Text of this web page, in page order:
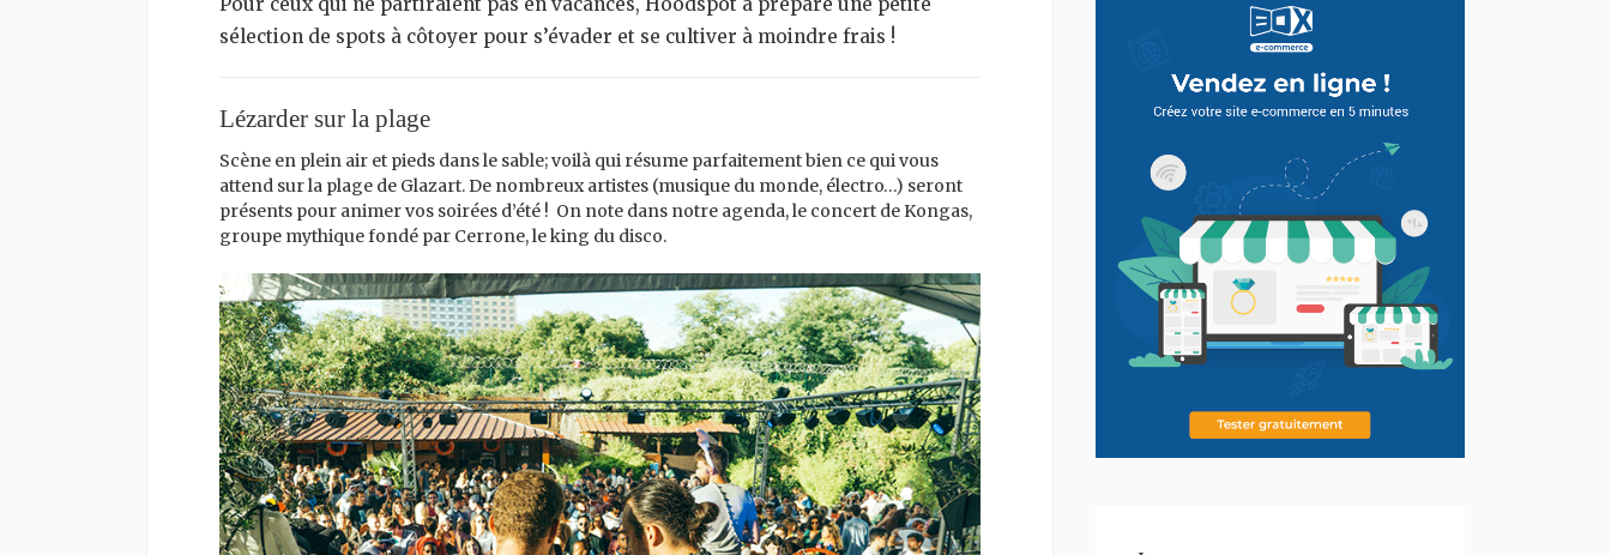
sélection de spots à côtoyer pour s’évader et se cultiver à moindre frais !
Lézarder sur la plage
Scène en plein air et pieds dans le sable; voilà qui résume parfaitement bien ce qui vous
attend sur la plage de Glazart. De nombreux artistes (musique du monde, électro…) seront
présents pour animer vos soirées d’été ! On note dans notre agenda, le concert de Kongas,
groupe mythique fondé par Cerrone, le king du disco.